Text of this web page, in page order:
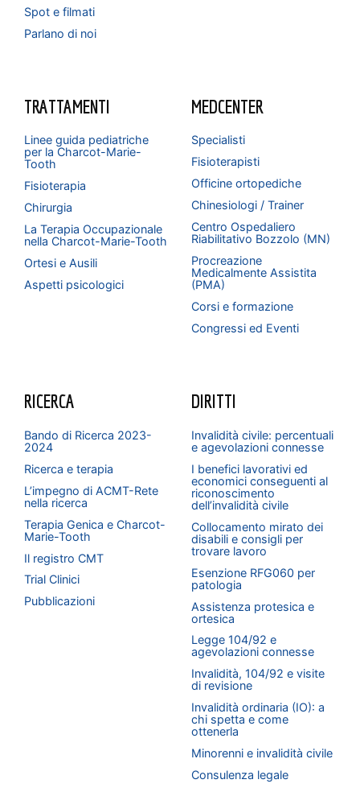
Spot e filmati
Parlano di noi
TRATTAMENTI
Linee guida pediatriche
per la Charcot-Marie-
Tooth
Fisioterapia
Chirurgia
La Terapia Occupazionale
nella Charcot-Marie-Tooth
Ortesi e Ausili
Aspetti psicologici
MEDCENTER
Specialisti
Fisioterapisti
Officine ortopediche
Chinesiologi / Trainer
Centro Ospedaliero
Riabilitativo Bozzolo (MN)
Procreazione
Medicalmente Assistita
(PMA)
Corsi e formazione
Congressi ed Eventi
RICERCA
Bando di Ricerca 2023-
2024
Ricerca e terapia
L’impegno di ACMT-Rete
nella ricerca
Terapia Genica e Charcot-
Marie-Tooth
Il registro CMT
Trial Clinici
Pubblicazioni
DIRITTI
Invalidità civile: percentuali
e agevolazioni connesse
I benefici lavorativi ed
economici conseguenti al
riconoscimento
dell’invalidità civile
Collocamento mirato dei
disabili e consigli per
trovare lavoro
Esenzione RFG060 per
patologia
Assistenza protesica e
ortesica
Legge 104/92 e
agevolazioni connesse
Invalidità, 104/92 e visite
di revisione
Invalidità ordinaria (IO): a
chi spetta e come
ottenerla
Minorenni e invalidità civile
Consulenza legale